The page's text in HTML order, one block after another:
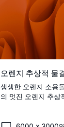
오렌지 추상적 물
생생한 오렌지 소용
의 멋진 오렌지 추상